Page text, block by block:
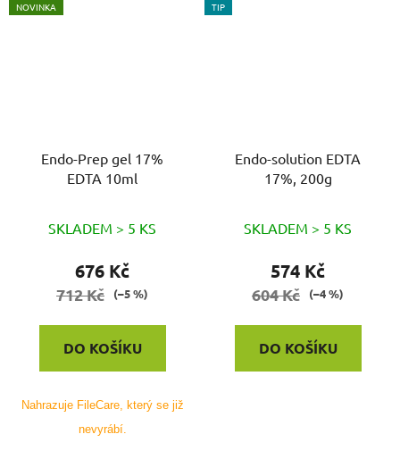
NOVINKA
Endo-Prep gel 17%
EDTA 10ml
SKLADEM > 5 KS
676 Kč
712 Kč (–5 %)
DO KOŠÍKU
Nahrazuje FileCare, který se již
nevyrábí.
TIP
Endo-solution EDTA
17%, 200g
SKLADEM > 5 KS
574 Kč
604 Kč (–4 %)
DO KOŠÍKU